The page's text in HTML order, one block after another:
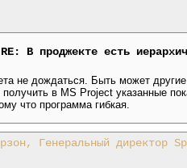
В проджекте есть
не дождаться. Быть может
в MS Project указанные
что программа гибкая.
Генеральный директор